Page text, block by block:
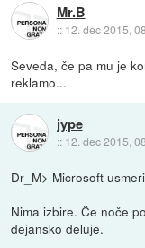
Mr.B
:: 12. dec 2015,
Seveda, če pa mu je
reklamo...
jype
:: 12. dec 2015,
Dr_M> Microsoft
Nima izbire. Če noče
dejansko deluje.